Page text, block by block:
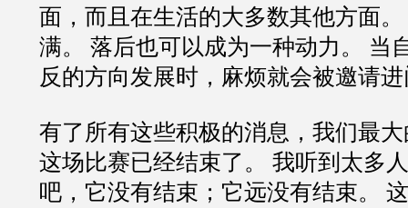
面，而且在生活的大多数其他方面
满。 落后也可以成为一种动力。 当
反的方向发展时，麻烦就会被邀请
有了所有这些积极的消息，我们最
这场比赛已经结束了。 我听到太多
吧，它没有结束；它远没有结束。